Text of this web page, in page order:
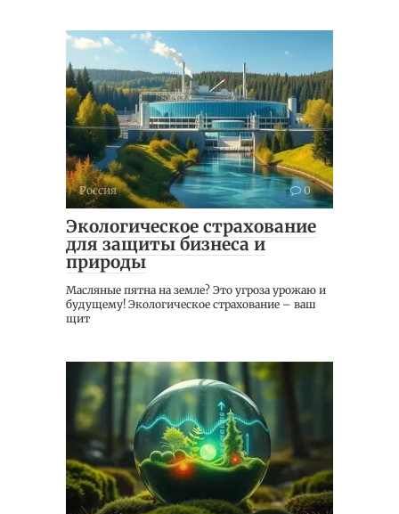
Россия 0
Экологическое страхование
для защиты бизнеса и
природы
Масляные пятна на земле? Это угроза урожаю и
будущему! Экологическое страхование – ваш
щит